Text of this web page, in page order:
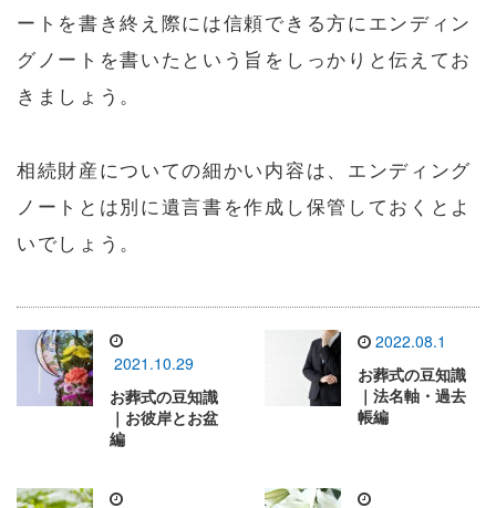
ートを書き終え際には信頼できる方にエンディン
グノートを書いたという旨をしっかりと伝えてお
きましょう。
相続財産についての細かい内容は、エンディング
ノートとは別に遺言書を作成し保管しておくとよ
いでしょう。
2021.10.29
お葬式の豆知識
｜お彼岸とお盆
編
2022.08.1
お葬式の豆知識
｜法名軸・過去
帳編